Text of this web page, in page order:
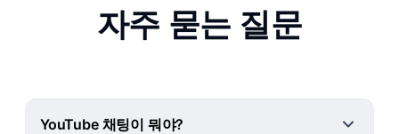
자주 묻는 질문
YouTube 채팅이 뭐야?